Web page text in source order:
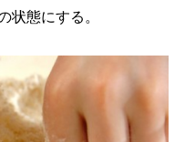
状態にする。